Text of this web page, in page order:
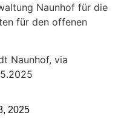
Naunhof für die
für den offenen
Naunhof, via
2025